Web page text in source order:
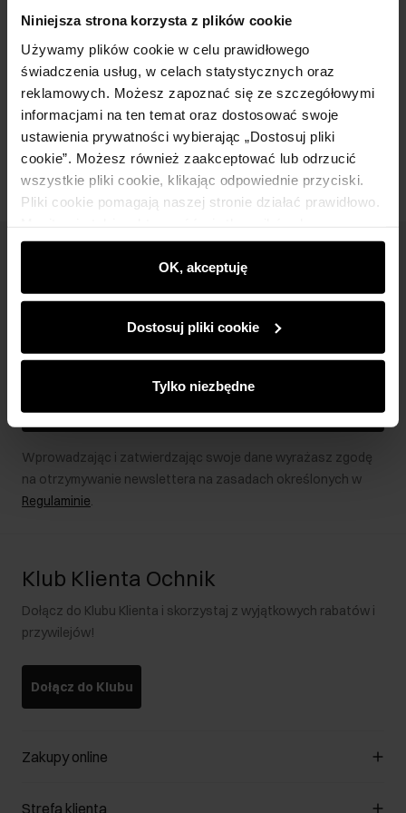
Niniejsza strona korzysta z plików cookie
Używamy plików cookie w celu prawidłowego
świadczenia usług, w celach statystycznych oraz
reklamowych. Możesz zapoznać się ze szczegółowymi
informacjami na ten temat oraz dostosować swoje
ustawienia prywatności wybierając „Dostosuj pliki
cookie”. Możesz również zaakceptować lub odrzucić
wszystkie pliki cookie, klikając odpowiednie przyciski.
Pliki cookie pomagają naszej stronie działać prawidłowo.
wyświetlać im dopasowane do ich preferencji treści,
rekomendacje oraz komunikaty reklamowe informujące o
najnowszych promocjach w e-sklepie. Informacje o tym,
partnerom społecznościowym, reklamowym i
analitycznym. Partnerzy mogą połączyć te informacje z
podczas korzystania z ich usług.
OK, akceptuję
Dostosuj pliki cookie
Tylko niezbędne
Szczegóły
Skład i wymiary
Opinie
Bądź na bieżąco z nowościami i promocjami!
Zapisz się
Wprowadzając i zatwierdzając swoje dane wyrażasz zgodę
na otrzymywanie newslettera na zasadach określonych w
Regulaminie.
Klub Klienta Ochnik
Dołącz do Klubu Klienta i skorzystaj z wyjątkowych rabatów i
przywilejów!
Dołącz do Klubu
Zakupy online
Zarządzaj cookies
Strefa klienta